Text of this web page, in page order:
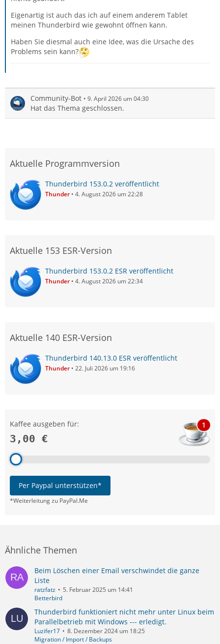
Eigenartig ist auch das ich auf einem anderem Tablet
meinen Thunderbird wie gewohnt öffnen kann.
Haben Sie diesmal auch eine Idee, was die Ursache des
Problems sein kann?
Community-Bot 9. April 2026 um 04:30
Hat das Thema geschlossen.
Aktuelle Programmversion
Thunderbird 153.0.2 veröffentlicht
Thunder 4. August 2026 um 22:28
Aktuelle 153 ESR-Version
Thunderbird 153.0.2 ESR veröffentlicht
Thunder 4. August 2026 um 22:34
Aktuelle 140 ESR-Version
Thunderbird 140.13.0 ESR veröffentlicht
Thunder 22. Juli 2026 um 19:16
Kaffee ausgeben für:
3,00 €
1
Per Paypal unterstützen*
*Weiterleitung zu PayPal.Me
Ähnliche Themen
Beim Löschen einer Email verschwindet die ganze
Liste
ratzfatz
5. Februar 2025 um 14:41
Betterbird
Thunderbird funktioniert nicht mehr unter Linux beim
Parallelbetrieb mit Windows --- erledigt.
Luzifer17
8. Dezember 2024 um 18:25
Migration / Import / Backups